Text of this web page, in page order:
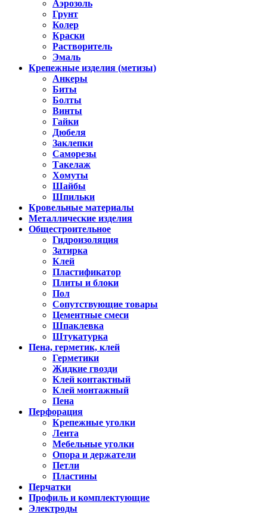
Аэрозоль
Грунт
Колер
Краски
Растворитель
Эмаль
Крепежные изделия (метизы)
Анкеры
Биты
Болты
Винты
Гайки
Дюбеля
Заклепки
Саморезы
Такелаж
Хомуты
Шайбы
Шпильки
Кровельные материалы
Металлические изделия
Общестроительное
Гидроизоляция
Затирка
Клей
Пластификатор
Плиты и блоки
Пол
Сопутствующие товары
Цементные смеси
Шпаклевка
Штукатурка
Пена, герметик, клей
Герметики
Жидкие гвозди
Клей контактный
Клей монтажный
Пена
Перфорация
Крепежные уголки
Лента
Мебельные уголки
Опора и держатели
Петли
Пластины
Перчатки
Профиль и комплектующие
Электроды